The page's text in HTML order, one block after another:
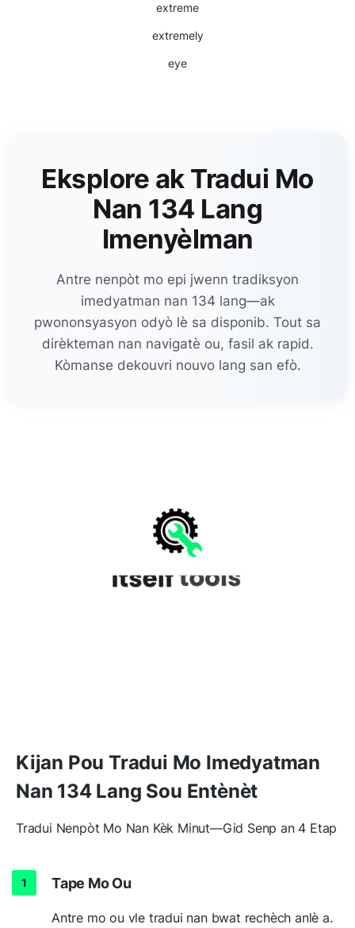
extreme
extremely
eye
Eksplore ak Tradui Mo
Nan 134 Lang
Imenyèlman
Antre nenpòt mo epi jwenn tradiksyon
imedyatman nan 134 lang—ak
pwononsyasyon odyò lè sa disponib. Tout sa
dirèkteman nan navigatè ou, fasil ak rapid.
Kòmanse dekouvri nouvo lang san efò.
Kijan Pou Tradui Mo Imedyatman
Nan 134 Lang Sou Entènèt
Tradui Nenpòt Mo Nan Kèk Minut—Gid Senp an 4 Etap
Tape Mo Ou
Antre mo ou vle tradui nan bwat rechèch anlè a.